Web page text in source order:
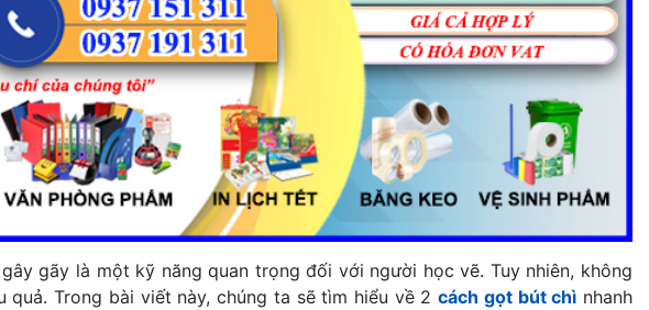
gãy là một kỹ năng quan trọng đối với người học vẽ. Tuy nhiên, không
quả. Trong bài viết này, chúng ta sẽ tìm hiểu về 2cách gọt bút chì nhanh